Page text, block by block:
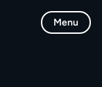
Menu